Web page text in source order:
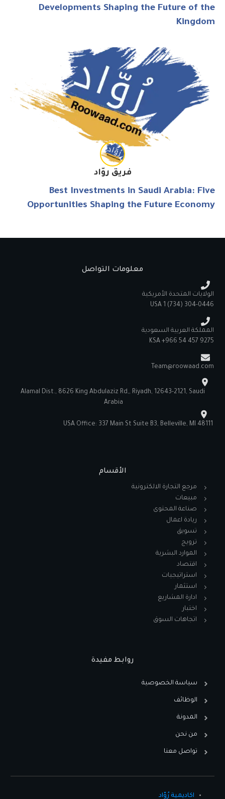
Developments Shaping the Future of the
Kingdom
فريق روّاد
Best Investments in Saudi Arabia: Five
Opportunities Shaping the Future Economy
روابط مفيدة
سياسة الخصوصية
الوظائف
المدونة
من نحن
تواصل معنا
اكاديمية رُوّاد
الأقسام
مرجع التجارة الالكترونية
مبيعات
صناعة المحتوى
ريادة اعمال
تسويق
ترويج
الموارد البشرية
اقتصاد
استراتيجيات
استثمار
ادارة المشاريع
اختبار
اتجاهات السوق
معلومات التواصل
الولايات المتحدة الأمريكية
‪USA 1 ‪(734) 304-0446‬
المملكة العربية السعودية
KSA +966 54 457 9275
Team@roowaad.com
Alamal Dist., 8626 King Abdulaziz Rd,, Riyadh, 12643-2121, Saudi
Arabia
USA Office: 337 Main St Suite B3, Belleville, MI 48111